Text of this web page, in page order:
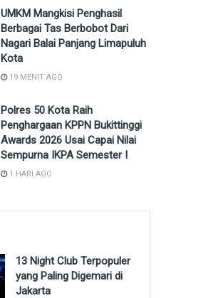
UMKM Mangkisi Penghasil
Berbagai Tas Berbobot Dari
Nagari Balai Panjang Limapuluh
Kota
19 MENIT AGO
Polres 50 Kota Raih
Penghargaan KPPN Bukittinggi
Awards 2026 Usai Capai Nilai
Sempurna IKPA Semester I
1 HARI AGO
13 Night Club Terpopuler
yang Paling Digemari di
Jakarta